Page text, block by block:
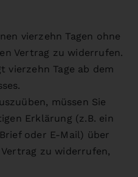
vierzehn Tagen ohne
Vertrag zu widerrufen.
vierzehn Tage ab dem
müssen Sie
Erklärung (z.B. ein
oder E-Mail) über
zu widerrufen,